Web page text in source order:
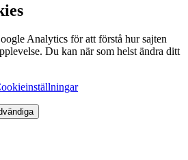
Analytics för att förstå hur sajten
Du kan när som helst ändra ditt